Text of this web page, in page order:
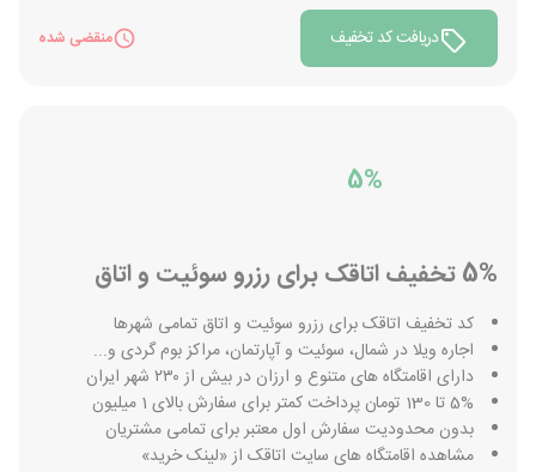
دریافت کد تخفیف
منقضی شده
5%
5% تخفیف اتاقک برای رزرو سوئیت و اتاق
کد تخفیف اتاقک برای رزرو سوئیت و اتاق تمامی شهرها
اجاره ویلا در شمال، سوئیت و آپارتمان، مراکز بوم گردی و...
دارای اقامتگاه های متنوع و ارزان در بیش از ۲۳۰ شهر ایران
5% تا 130 تومان پرداخت کمتر برای سفارش بالای 1 میلیون
بدون محدودیت سفارش اول معتبر برای تمامی مشتریان
مشاهده اقامتگاه های سایت اتاقک از «لینک خرید»